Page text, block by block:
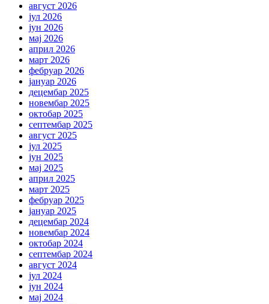
август 2026
јул 2026
јун 2026
мај 2026
април 2026
март 2026
фебруар 2026
јануар 2026
децембар 2025
новембар 2025
октобар 2025
септембар 2025
август 2025
јул 2025
јун 2025
мај 2025
април 2025
март 2025
фебруар 2025
јануар 2025
децембар 2024
новембар 2024
октобар 2024
септембар 2024
август 2024
јул 2024
јун 2024
мај 2024